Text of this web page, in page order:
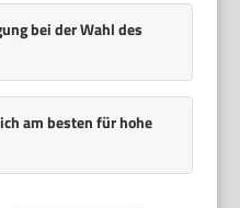
bei der Wahl des
am besten für hohe